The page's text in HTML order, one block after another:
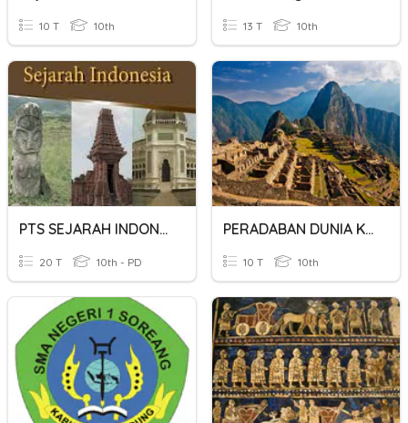
10 T 10th 13 T 10th
PTS SEJARAH INDONESIA KELAS 10
20 T 10th - PD
PERADABAN DUNIA KUNO
10 T 10th